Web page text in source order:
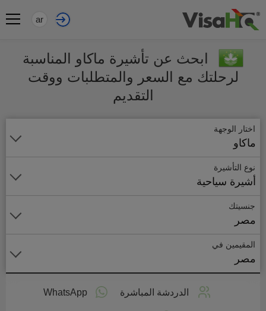
ar
ابحث عن تأشيرة ماكاو المناسبة
لرحلتك مع السعر والمتطلبات ووقت
التقديم
اختار الوجهة
ماكاو
نوع التأشيرة
أشيرة سياحية
جنسيتك
مصر
المقيمين في
مصر
الدردشة المباشرة WhatsApp